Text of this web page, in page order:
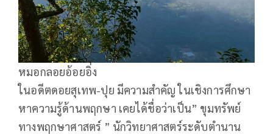
หมอกลอยอ้อยอิ่ง
ในอดีตดอยสุเทพ-ปุย มีความสำคัญ ในเชิงการศึกษา
หาความรู้ด้านพฤกษา เคยได้ชื่อว่าเป็น” ขุมทรัพย์
ทางพฤกษาศาสตร์ ” นักวิทยาศาสตร์ระดับตำนาน